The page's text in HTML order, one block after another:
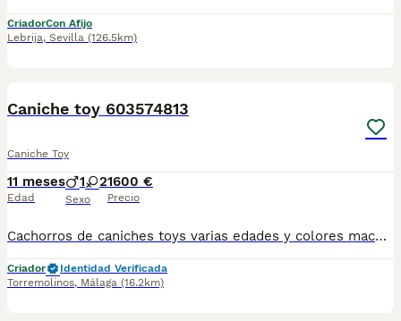
CriadorCon Afijo
Lebrija, Sevilla (126.5km)
Caniche toy 603574813
Caniche Toy
11 meses
Edad
1 2
Sexo
1600 €
Precio
Cachorros de caniches toys varias edades y colores machos y hembras varios precios segun color criados en ambiente familiar estamos en Málaga hacemos envíos contrarreembolso teléfono 603574813
Criador
Identidad Verificada
Torremolinos, Málaga (16.2km)